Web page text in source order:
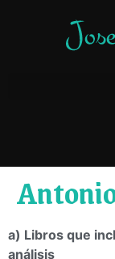
a) Libros que
análisis